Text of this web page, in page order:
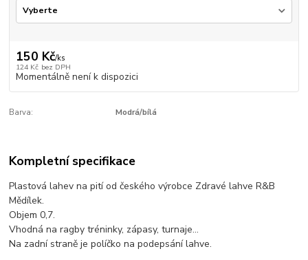
150 Kč/ks
124 Kč bez DPH
Momentálně není k dispozici
Barva: Modrá/bílá
Kompletní specifikace
Plastová lahev na pití od českého výrobce Zdravé lahve R&B
Mědílek.
Objem 0,7.
Vhodná na ragby tréninky, zápasy, turnaje...
Na zadní straně je políčko na podepsání lahve.